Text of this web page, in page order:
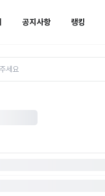
공지사항 랭킹